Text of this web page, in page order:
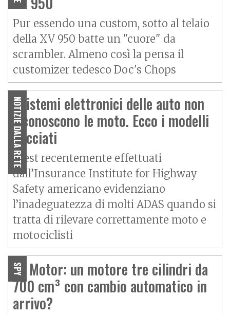
Pur essendo una custom, sotto al telaio
della XV 950 batte un "cuore" da
scrambler. Almeno così la pensa il
customizer tedesco Doc's Chops
NOTIZIE DALLA RETE
I sistemi elettronici delle auto non
riconoscono le moto. Ecco i modelli
bocciati
I test recentemente effettuati
dall’Insurance Institute for Highway
Safety americano evidenziano
l’inadeguatezza di molti ADAS quando si
tratta di rilevare correttamente moto e
motociclisti
SPY
QJ Motor: un motore tre cilindri da
700 cm³ con cambio automatico in
arrivo?